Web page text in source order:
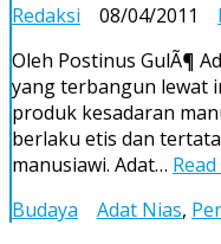
Redaksi 08/04/2011
Oleh Postinus GulÃ¶
yang terbangun lewat
produk kesadaran
berlaku etis dan
manusiawi. Adat…
Budaya
Adat Nias,